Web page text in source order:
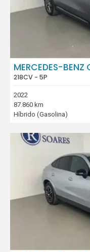
MERCEDES-BENZ
218CV - 5P
2022
87.860 km
Híbrido (Gasolina)